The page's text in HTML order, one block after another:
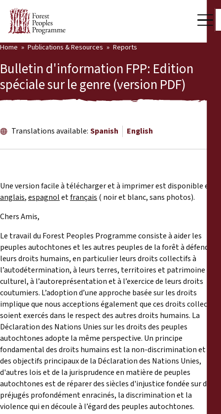
Press Room
Support Us
Our Work
Community Voices
Partners & Countries
Publications & Resources
News
Press Releases
Training Materials
Briefing Papers
Legal Submissions
Declarations
Annual Reports
Home Publications & Resources Reports
Bulletin d'information FPP: Edition
spéciale sur le genre (version PDF)
Translations available: Spanish English
Une version facile à télécharger et à imprimer est disponible en
anglais,espagnoletfrançais ( noir et blanc, sans photos).
Chers Amis,
Le travail du Forest Peoples Programme consiste à aider les
peuples autochtones et les autres peuples de la forêt à défendre
leurs droits humains, en particulier leurs droits collectifs à
l’autodétermination, à leurs terres, territoires et patrimoine
culturel, à l’autoreprésentation et à l’exercice de leurs droits
coutumiers. L’adoption d’une approche basée sur les droits
implique que nous acceptions également que ces droits collectifs
soient exercés dans le respect des autres droits humains. La
Déclaration des Nations Unies sur les droits des peuples
autochtones adopte la même perspective. Un principe
fondamental des droits humains est la non-discrimination et l’un
des objectifs principaux de la Déclaration des Nations Unies,
d'autres lois et de la jurisprudence en matière de peuples
autochtones est de réparer des siècles d'injustice fondée sur des
préjugés profondément enracinés, la discrimination et la
violence qui en découle à l’égard des peuples autochtones.